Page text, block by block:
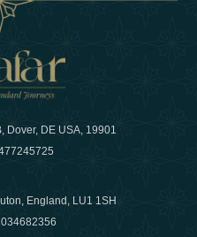
Dover, DE USA, 19901
England, LU1 1SH